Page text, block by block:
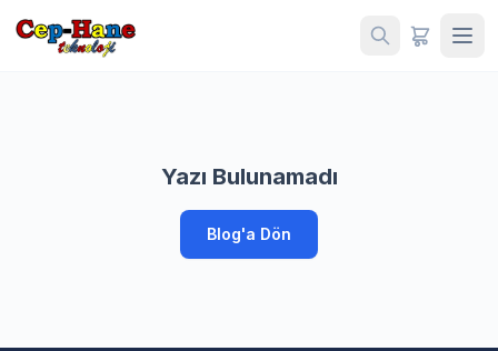
Yazı Bulunamadı
Blog'a Dön